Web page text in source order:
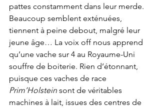
pattes constamment dans leur merde.
Beaucoup semblent exténuées,
tiennent à peine debout, malgré leur
jeune âge… La voix off nous apprend
qu’une vache sur 4 au Royaume-Uni
souffre de boiterie. Rien d’étonnant,
puisque ces vaches de race
Prim’Holstein sont de véritables
machines à lait, issues des centres de